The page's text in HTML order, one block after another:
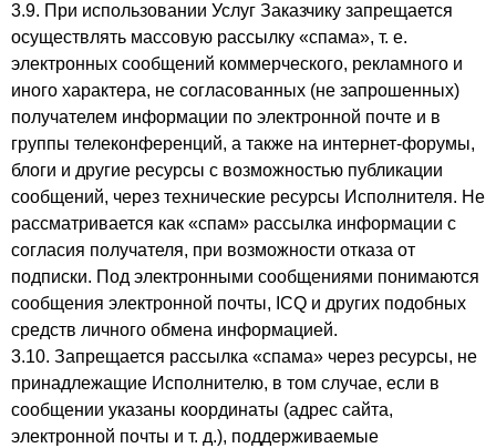
3.9. При использовании Услуг Заказчику запрещается
осуществлять массовую рассылку «спама», т. е.
электронных сообщений коммерческого, рекламного и
иного характера, не согласованных (не запрошенных)
получателем информации по электронной почте и в
группы телеконференций, а также на интернет-форумы,
блоги и другие ресурсы с возможностью публикации
сообщений, через технические ресурсы Исполнителя. Не
рассматривается как «спам» рассылка информации с
согласия получателя, при возможности отказа от
подписки. Под электронными сообщениями понимаются
сообщения электронной почты, ICQ и других подобных
средств личного обмена информацией.
3.10. Запрещается рассылка «спама» через ресурсы, не
принадлежащие Исполнителю, в том случае, если в
сообщении указаны координаты (адрес сайта,
электронной почты и т. д.), поддерживаемые